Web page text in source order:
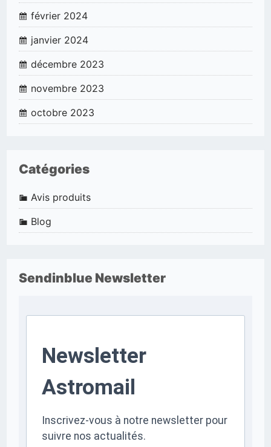
février 2024
janvier 2024
décembre 2023
novembre 2023
octobre 2023
Catégories
Avis produits
Blog
Sendinblue Newsletter
Newsletter
Astromail
Inscrivez-vous à notre newsletter pour
suivre nos actualités.